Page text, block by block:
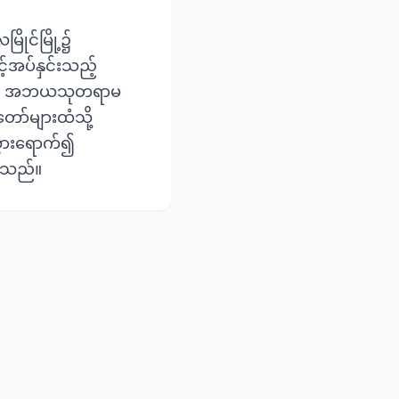
မြိုင်မြို့၌
င့်အပ်နှင်းသည့်
ဌ အဘယသုတရာမ
ာ်များထံသို့
းရောက်၍